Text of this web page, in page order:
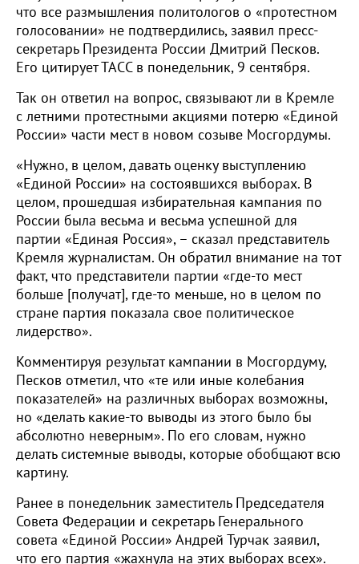
что все размышления политологов о «протестном
голосовании» не подтвердились, заявил пресс-
секретарь Президента России Дмитрий Песков.
Его цитирует ТАСС в понедельник, 9 сентября.
Так он ответил на вопрос, связывают ли в Кремле
с летними протестными акциями потерю «Единой
России» части мест в новом созыве Мосгордумы.
«Нужно, в целом, давать оценку выступлению
«Единой России» на состоявшихся выборах. В
целом, прошедшая избирательная кампания по
России была весьма и весьма успешной для
партии «Единая Россия», – сказал представитель
Кремля журналистам. Он обратил внимание на тот
факт, что представители партии «где-то мест
больше [получат], где-то меньше, но в целом по
стране партия показала свое политическое
лидерство».
Комментируя результат кампании в Мосгордуму,
Песков отметил, что «те или иные колебания
показателей» на различных выборах возможны,
но «делать какие-то выводы из этого было бы
абсолютно неверным». По его словам, нужно
делать системные выводы, которые обобщают всю
картину.
Ранее в понедельник заместитель Председателя
Совета Федерации и секретарь Генерального
совета «Единой России» Андрей Турчак заявил,
что его партия «жахнула на этих выборах всех».